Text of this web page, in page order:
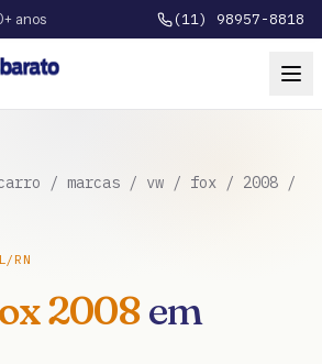
anos (11) 98957-8818
/ marcas / vw / fox / 2008 /
/RN
2008em